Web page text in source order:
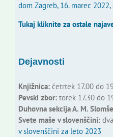
dom Zagreb, 16. marec
Tukaj kliknite za ostale
Dejavnosti
Knjižnica:četrtek 17.00 do
Pevski zbor:torek 17.30 do
Duhovna sekcija A. M.
Svete maše v slovenščini:
v slovenščini za leto 2023